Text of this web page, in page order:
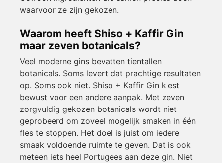
waarvoor ze zijn gekozen.
Waarom heeft Shiso + Kaffir Gin
maar zeven botanicals?
Veel moderne gins bevatten tientallen
botanicals. Soms levert dat prachtige resultaten
op. Soms ook niet. Shiso + Kaffir Gin kiest
bewust voor een andere aanpak. Met zeven
zorgvuldig gekozen botanicals wordt niet
geprobeerd om zoveel mogelijk smaken in één
fles te stoppen. Het doel is juist om iedere
smaak voldoende ruimte te geven. Dat is ook
meteen iets heel Portugees aan deze gin. Niet